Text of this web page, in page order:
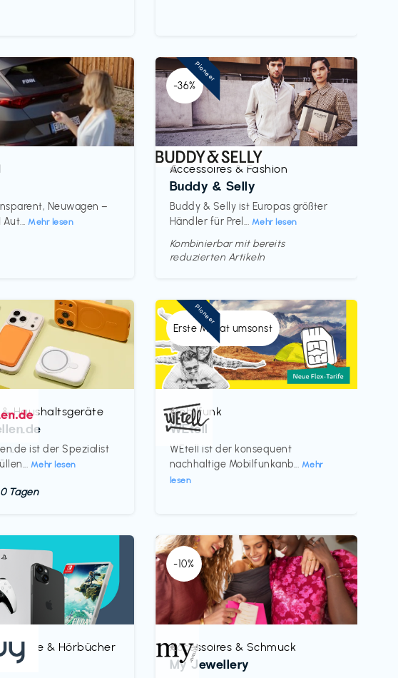
Neuwagen –
Aut...Mehr lesen
-36%
Accessoires & Fashion
Buddy & Selly
Buddy & Selly ist Europas größter
Händler für Prel... Mehr lesen
€‎
Kombinierbar mit bereits
reduzierten Artikeln
Pioneer
Haushaltsgeräte
ist der Spezialist
Mehr lesen
Tagen
Erste Monat umsonst
Mobilfunk
WEtell
WEtell ist der konsequent
nachhaltige Mobilfunkanb... Mehr
lesen
€‎
Pioneer
& Hörbücher
-10%
Accessoires & Schmuck
My Jewellery
€‎